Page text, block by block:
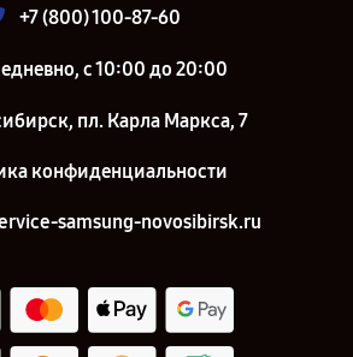
+7 (800) 100-87-60
с 10:00 до 20:00
пл. Карла Маркса, 7
конфиденциальности
samsung-novosibirsk.ru